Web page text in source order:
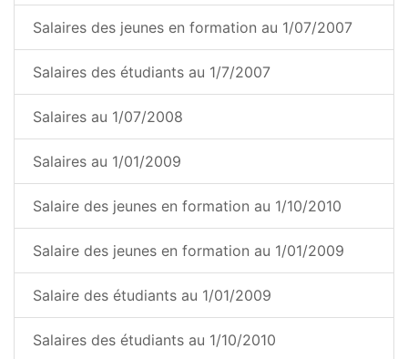
Salaires des jeunes en formation au 1/07/2007
Salaires des étudiants au 1/7/2007
Salaires au 1/07/2008
Salaires au 1/01/2009
Salaire des jeunes en formation au 1/10/2010
Salaire des jeunes en formation au 1/01/2009
Salaire des étudiants au 1/01/2009
Salaires des étudiants au 1/10/2010